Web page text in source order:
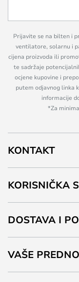
Prijavite se na bilten i
ventilatore, solarnu i
cijena proizvoda ili
te sadržaje
ocjene kupovine i
putem odjavnog linka
informacije
*Za
KONTAKT
KORISNIČKA
DOSTAVA I
VAŠE